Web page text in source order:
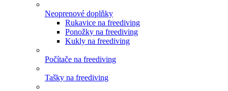
Neoprenové doplňky
Rukavice na freediving
Ponožky na freediving
Kukly na freediving
Počítače na freediving
Tašky na freediving